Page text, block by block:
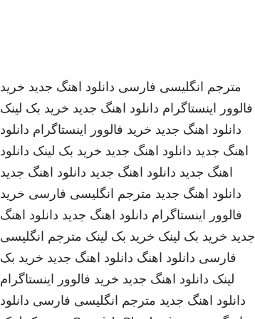
مترجم انگلیسی فارسی دانلود اهنگ جدید خرید
فالوور اینستاگرام دانلود اهنگ جدید خرید بک لینک
دانلود اهنگ جدید خرید فالوور اینستاگرام دانلود
اهنگ جدید دانلود اهنگ جدید خرید بک لینک دانلود
اهنگ جدید دانلود اهنگ جدید دانلود اهنگ جدید
دانلود اهنگ جدید مترجم انگلیسی فارسی خرید
فالوور اینستاگرام دانلود اهنگ جدید دانلود اهنگ
جدید خرید بک لینک خرید بک لینک مترجم انگلیسی
فارسی دانلود اهنگ دانلود اهنگ جدید خرید بک
لینک دانلود اهنگ جدید خرید فالوور اینستاگرام
دانلود اهنگ جدید مترجم انگلیسی فارسی دانلود